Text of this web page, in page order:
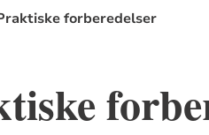
forberedelser